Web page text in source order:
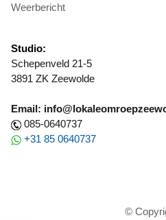
Weerbericht
Studio:
Schepenveld 21-5
3891 ZK Zeewolde
Email:
085-0640737
+31 85 0640737
©